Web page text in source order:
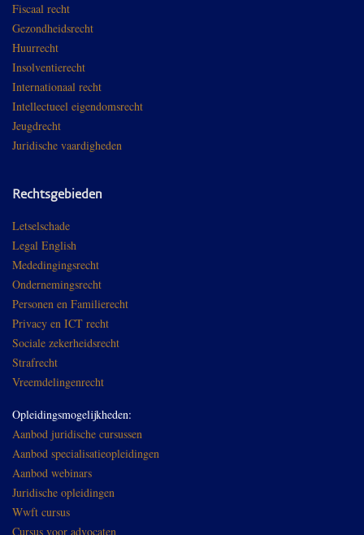
Fiscaal recht
Gezondheidsrecht
Huurrecht
Insolventierecht
Internationaal recht
Intellectueel eigendomsrecht
Jeugdrecht
Juridische vaardigheden
Rechtsgebieden
Letselschade
Legal English
Mededingingsrecht
Ondernemingsrecht
Personen en Familierecht
Privacy en ICT recht
Sociale zekerheidsrecht
Strafrecht
Vreemdelingenrecht
Opleidingsmogelijkheden:
Aanbod juridische cursussen
Aanbod specialisatieopleidingen
Aanbod webinars
Juridische opleidingen
Wwft cursus
Cursus voor advocaten